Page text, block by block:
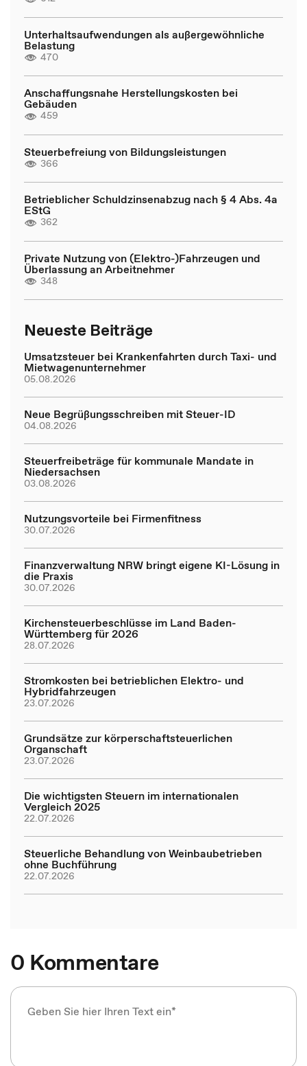
Unterhaltsaufwendungen als außergewöhnliche
Belastung
470
Anschaffungsnahe Herstellungskosten bei
Gebäuden
459
Steuerbefreiung von Bildungsleistungen
366
Betrieblicher Schuldzinsenabzug nach § 4 Abs. 4a
EStG
362
Private Nutzung von (Elektro-)Fahrzeugen und
Überlassung an Arbeitnehmer
348
Neueste Beiträge
Umsatzsteuer bei Krankenfahrten durch Taxi- und
Mietwagenunternehmer
05.08.2026
Neue Begrüßungsschreiben mit Steuer-ID
04.08.2026
Steuerfreibeträge für kommunale Mandate in
Niedersachsen
03.08.2026
Nutzungsvorteile bei Firmenfitness
30.07.2026
Finanzverwaltung NRW bringt eigene KI-Lösung in
die Praxis
30.07.2026
Kirchensteuerbeschlüsse im Land Baden-
Württemberg für 2026
28.07.2026
Stromkosten bei betrieblichen Elektro- und
Hybridfahrzeugen
23.07.2026
Grundsätze zur körperschaftsteuerlichen
Organschaft
23.07.2026
Die wichtigsten Steuern im internationalen
Vergleich 2025
22.07.2026
Steuerliche Behandlung von Weinbaubetrieben
ohne Buchführung
22.07.2026
0 Kommentare